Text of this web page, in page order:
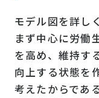
モデル図を詳し
まず中心に労働
を高め、維持す
向上する状態を
考えたからであ